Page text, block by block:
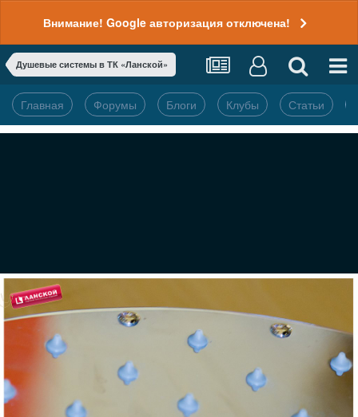
Внимание! Google авторизация отключена!
Душевые системы в ТК «Ланской»
Главная Форумы Блоги Клубы Статьи